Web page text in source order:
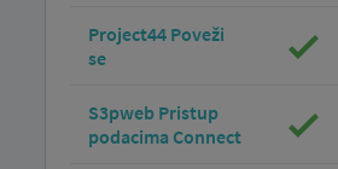
Project44 Poveži
se
S3pweb Pristup
podacima Connect